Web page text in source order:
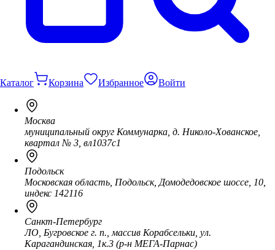
Каталог Корзина Избранное Войти
Москва
муниципальный округ Коммунарка, д. Николо-Хованское,
квартал № 3, вл1037с1
Подольск
Московская область, Подольск, Домодедовское шоссе, 10,
индекс 142116
Санкт-Петербург
ЛО, Бугровское г. п., массив Корабсельки, ул.
Карагандинская, 1к.3 (р-н МЕГА-Парнас)